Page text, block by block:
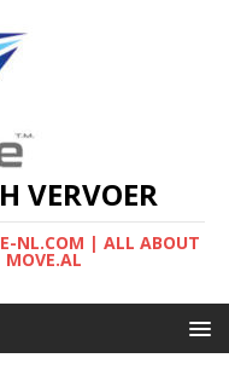
VERVOER
NL.COM | ALL ABOUT
MOVE.AL